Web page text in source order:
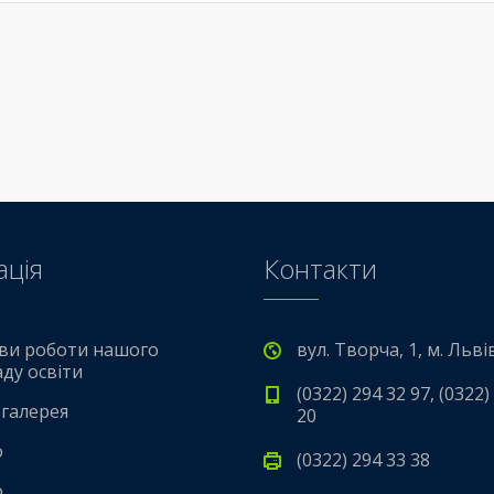
роботи нашого
освіти
Контакти
вул. Творча, 1, м.
(0322) 294 32 97,
20
(0322) 294 33 38